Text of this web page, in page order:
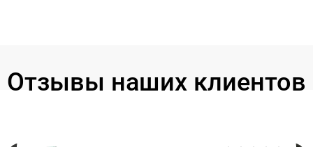
Отзывы наших клиентов